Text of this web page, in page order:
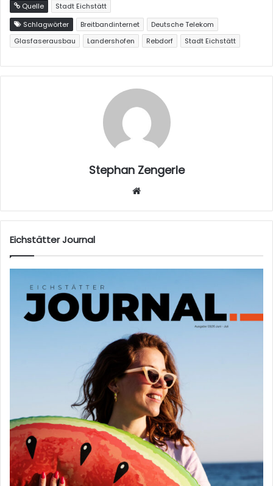
Quelle
Stadt Eichstätt
Schlagwörter
Breitbandinternet
Deutsche Telekom
Glasfaserausbau
Landershofen Rebdorf Stadt Eichstätt
Stephan Zengerle
sei
Eichstätter Journal